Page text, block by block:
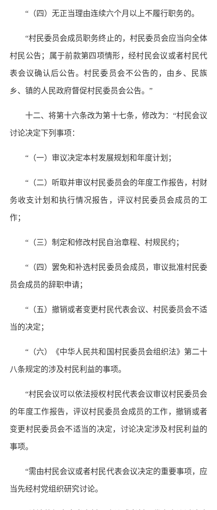
“（四）无正当理由连续六个月以上不履行职务的。
“村民委员会成员职务终止的，村民委员会应当向全体
村民公告；属于前款第四项情形，经村民会议或者村民代
表会议确认后公告。村民委员会不公告的，由乡、民族
乡、镇的人民政府督促村民委员会公告。”
十二、将第十六条改为第十七条，修改为：“村民会议
讨论决定下列事项：
“（一）审议决定本村发展规划和年度计划；
“（二）听取并审议村民委员会的年度工作报告，村财
务收支计划和执行情况报告，评议村民委员会成员的工
作；
“（三）制定和修改村民自治章程、村规民约；
“（四）罢免和补选村民委员会成员，审议批准村民委
员会成员的辞职申请；
“（五）撤销或者变更村民代表会议、村民委员会不适
当的决定；
“（六）《中华人民共和国村民委员会组织法》第二十
八条规定的涉及村民利益的事项。
“村民会议可以依法授权村民代表会议审议村民委员会
的年度工作报告，评议村民委员会成员的工作，撤销或者
变更村民委员会不适当的决定，讨论决定涉及村民利益的
事项。
“需由村民会议或者村民代表会议决定的重要事项，应
当先经村党组织研究讨论。